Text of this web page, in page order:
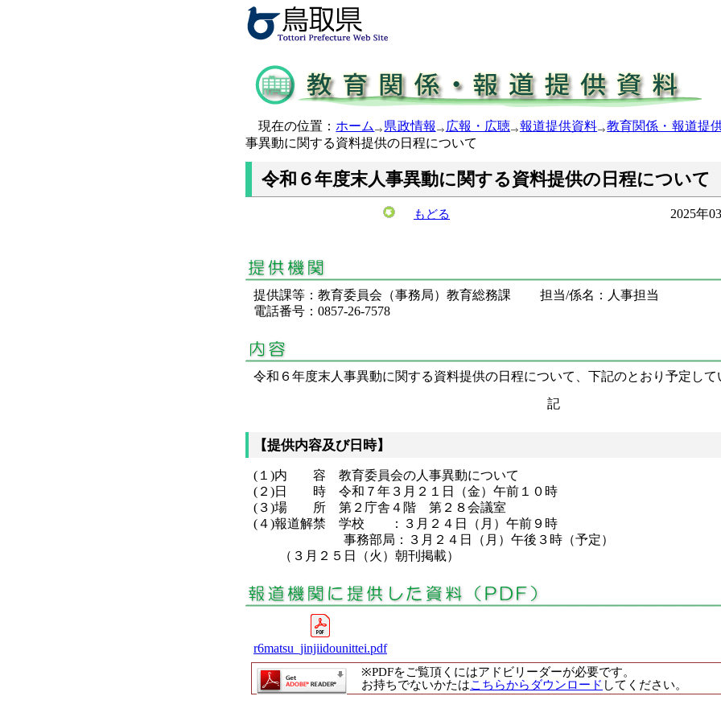
現在の位置： ホーム 県政情報 広報・広聴 報道提供資料
教育関係・報道提
事異動に関する資料提供の日程について
令和６年度末人事異動に関する資料提供の日程について
もどる 2025年
提供課等：教育委員会（事務局）教育総務課 担当/係名：人事担当
電話番号：0857-26-7578
令和６年度末人事異動に関する資料提供の日程について、下記のとおり予定して
記
【提供内容及び日時】
(１)内 容 教育委員会の人事異動について
(２)日 時 令和７年３月２１日（金）午前１０時
(３)場 所 第２庁舎４階 第２８会議室
(４)報道解禁 学校 ：３月２４日（月）午前９時
事務部局：３月２４日（月）午後３時（予定）
（３月２５日（火）朝刊掲載）
r6matsu_jinjiidounittei.pdf
※PDFをご覧頂くにはアドビリーダーが必要です。
お持ちでないかたはこちらからダウンロード してください。